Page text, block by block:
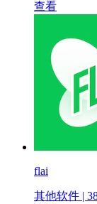
查看
flai
其他软件 |